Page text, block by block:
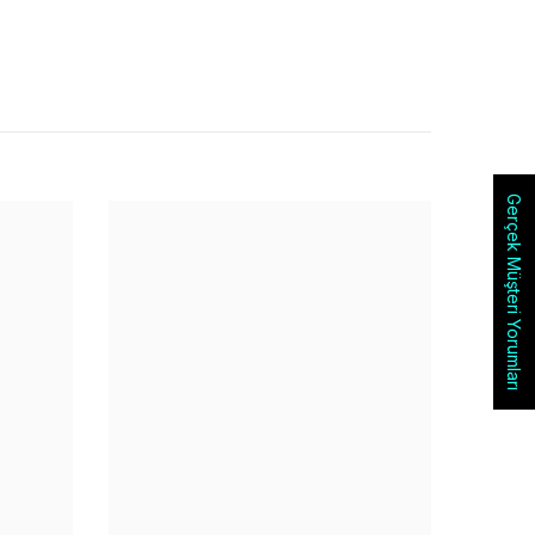
Gerçek Müşteri Yorumları